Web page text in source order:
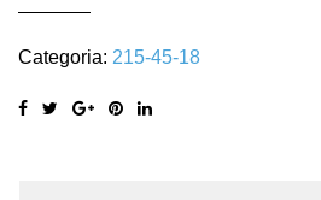
93Y
Categoria: 215-45-18